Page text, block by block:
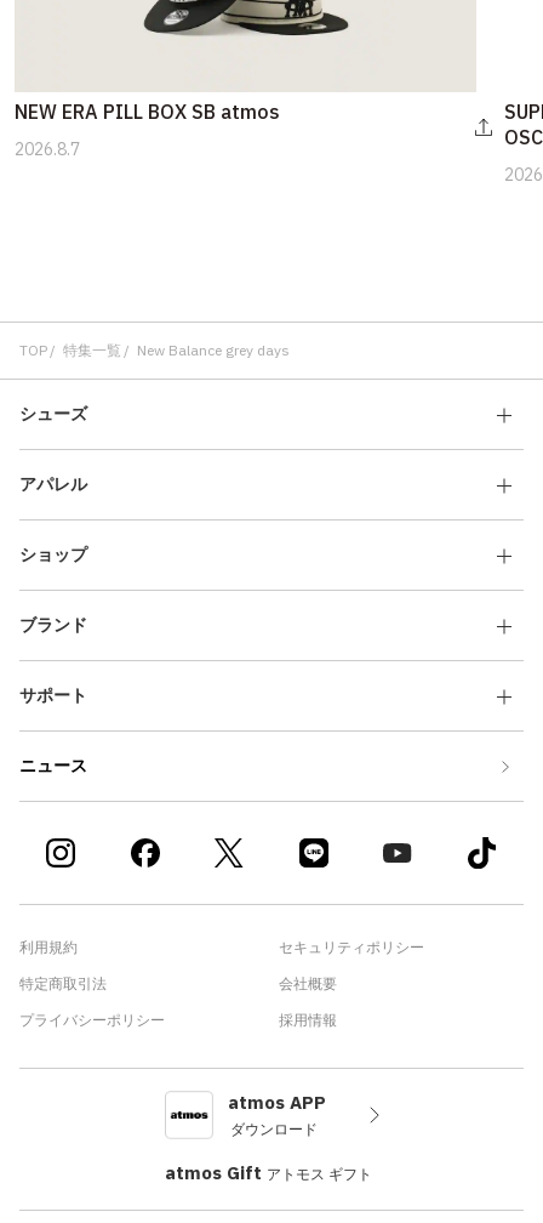
NEW ERA PILL BOX SB atmos
2026.8.7
TOP 特集一覧 New Balance grey days
シューズ
アパレル
ショップ
ブランド
サポート
ニュース
利用規約
特定商取引法
プライバシーポリシー
セキュリティポリシー
会社概要
採用情報
atmos APP
ダウンロード
atmos Gift アトモス ギフト